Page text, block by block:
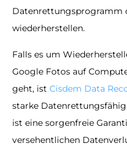
Datenrettungsprogramm
wiederherstellen.
Falls es um
Google Fotos auf
geht, ist Cisdem Data
starke
ist eine sorgenfreie
versehentlichen